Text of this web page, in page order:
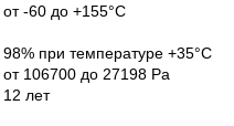
от -60 до +155°С
98% при температуре +35°С
от 106700 до 27198 Pa
12 лет